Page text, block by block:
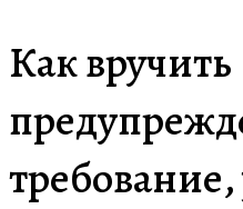
Как вручить